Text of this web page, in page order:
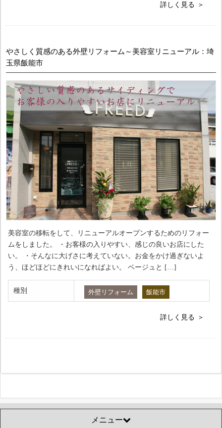
詳しく見る
やさしく質感のある外壁リフォーム～美容室リニューアル：埼
玉県飯能市
美容室の移転をして、リニューアルオープンするためのリフォー
ムをしました。 ・お客様の入りやすい、感じの良いお店にした
い。 ・そんなに大げさに考えていない。お金をかけ過ぎないよ
う、ほどほどにきれいになればよい。 ベージュと […]
種別 外壁リフォーム 飯能市
詳しく見る
メニュー